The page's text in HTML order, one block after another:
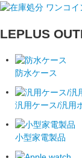
LEPLUS
防水ケース
汎用ケース/汎用
小型家電製品